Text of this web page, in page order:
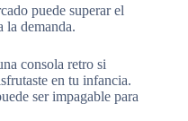
puede superar el
la demanda.
consola retro si
en tu infancia.
ser impagable para